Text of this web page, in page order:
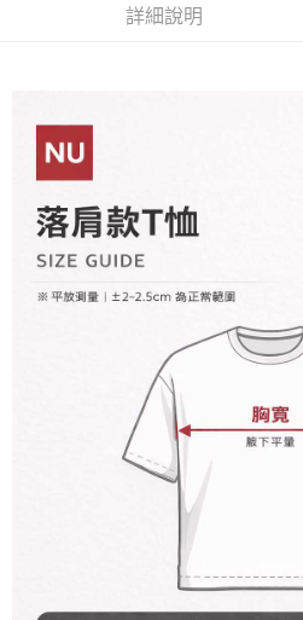
【繳款方式說明】
1.分期款項不併入電信帳單，「大哥付你
醒簡訊。
帳／街口支付／iPASS MONEY」等通路繳
【注意事項】
用戶於交易時，得透過本服務購買商品或
2.基於同意付款使用「大哥付你分期」之
資料（包含姓名、電話或地址）提供予台
由本公司與您本人進行分期帳單所需資料
3.完整用戶服務條款，請詳閱以下連結：
AFTEE先享後付是「在收到商品之後才付
【「AFTEE先享後付」結帳流程】
２．訂單成立數日內，您將收到繳費通知簡
３．收到繳費通知簡訊後14天內，點擊此
ATM／網路銀行／等多元方式進行付款，
購買商品的店家。未經商家同意取消之訂
※ 交易是否成功請以「AFTEE先享後付
是否繳費成功／繳費後需取消欲退款等相
https://
１．透過由恩沛科技股份有限公司提供之
易，需依本服務之必要範圍內提供個人資
權轉讓予恩沛科技股份有限公司。
https://aftee.tw/terms/#terms3
３．未成年的使用者請事先徵得法定代理
「AFTEE先享後付」，若未經同意申辦者
任。
每筆NT$65，滿NT$899(含以上)免運費
每筆NT$60，滿NT$899(含以上)免運費
7-11付款取貨
每筆NT$65，滿NT$899(含以上)免運費
每筆NT$60，滿NT$899(含以上)免運費
每筆NT$65，滿NT$899(含以上)免運費
詳細說明